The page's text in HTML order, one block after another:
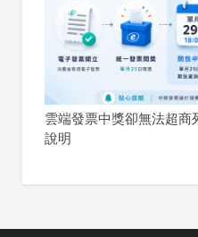
雲端發票中獎卻無法超商
說明